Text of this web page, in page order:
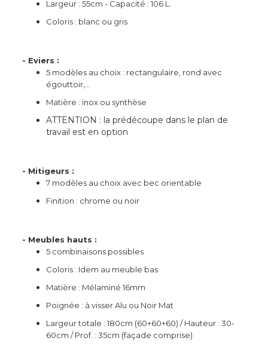
Largeur : 55cm - Capacité : 106 L.
Coloris : blanc ou gris
- Eviers :
5 modèles au choix : rectangulaire, rond avec
égouttoir,...
Matière : inox ou synthèse
ATTENTION : la prédécoupe dans le plan de
travail est en option
- Mitigeurs :
7 modèles au choix avec bec orientable
Finition : chrome ou noir
- Meubles hauts :
5 combinaisons possibles
Coloris : Idem au meuble bas
Matière : Mélaminé 16mm
Poignée : à visser Alu ou Noir Mat
Largeur totale : 180cm (60+60+60) / Hauteur : 30-
60cm / Prof. : 35cm (façade comprise)